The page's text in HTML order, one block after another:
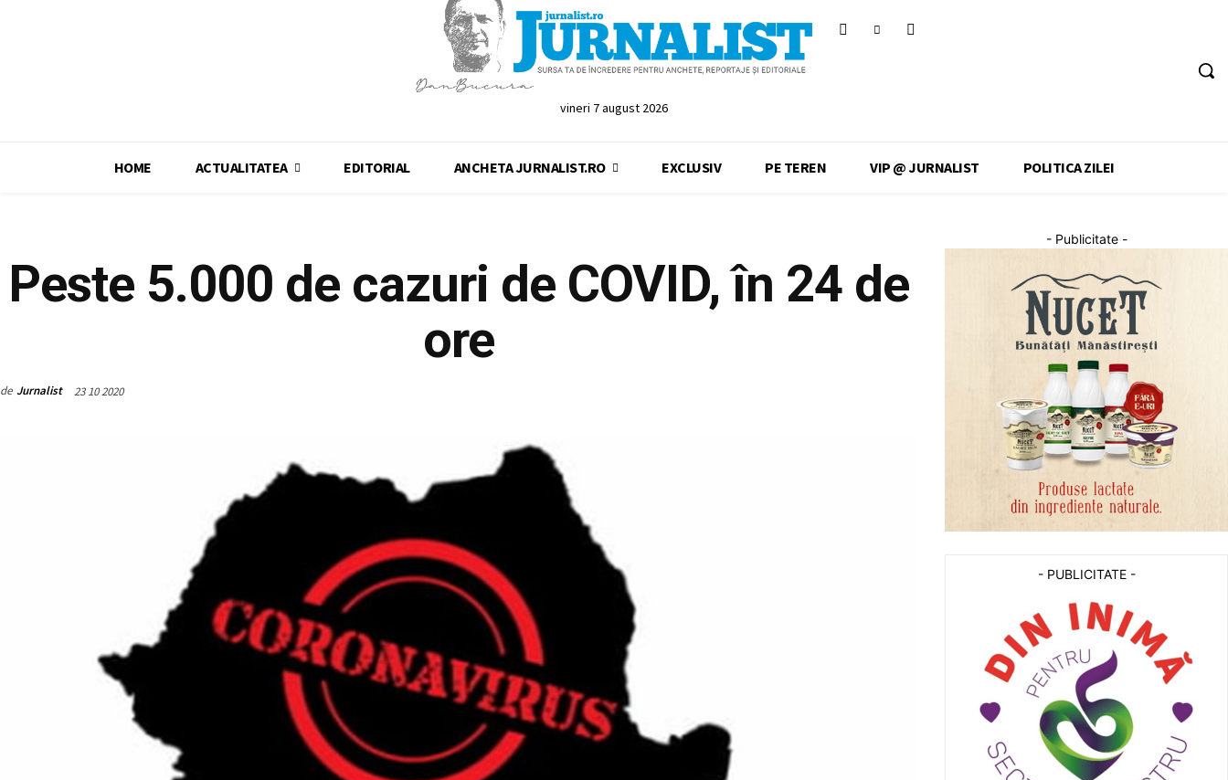
vineri 7 august 2026
HOME ACTUALITATEA EDITORIAL ANCHETA JURNALIST.RO EXCLUSIV PE TEREN VIP @ JURNALIST POLITICA ZILEI
Peste 5.000 de cazuri de COVID, în 24 de
ore
de Jurnalist 23 10 2020
- Publicitate -
- PUBLICITATE -